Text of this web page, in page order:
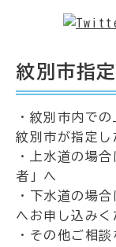
紋別市指
・紋別市内で
紋別市が指定し
・上水道の場
者」へ
・下水道の場
へお申し込みく
・その他ご相